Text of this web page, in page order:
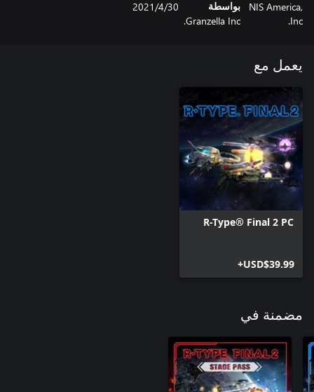
NIS America,
Inc.
بواسطة
Granzella Inc.
30‏/4‏/2021
يعمل مع
R-Type® Final 2 PC
USD$39.99+
مضمنة في